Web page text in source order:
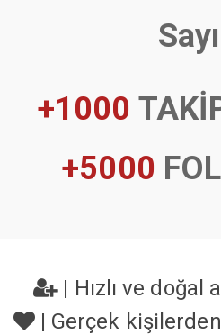
+1000
+5000
| Hızlı ve
| Gerçek